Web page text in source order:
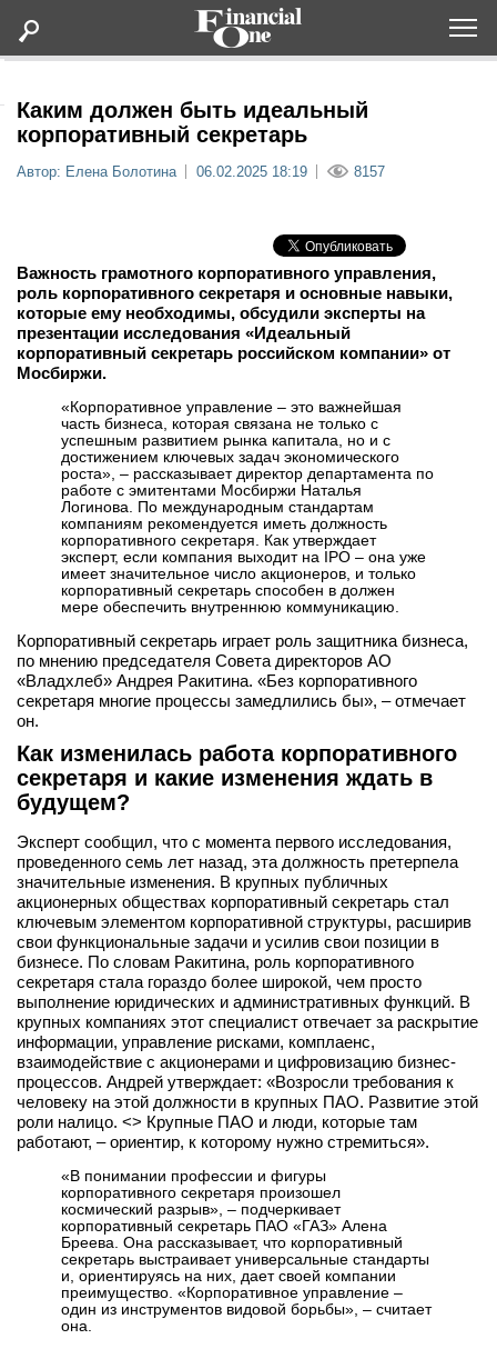
Статьи
Lifestyle
Мероприятия
Интервью
вконтакте
телеграм
Стать автором
Вход
Каким должен быть идеальный
корпоративный секретарь
Автор: Елена Болотина 06.02.2025 18:19 8157
Важность грамотного корпоративного управления,
роль корпоративного секретаря и основные навыки,
которые ему необходимы, обсудили эксперты на
презентации исследования «Идеальный
корпоративный секретарь российском компании» от
Мосбиржи.
«Корпоративное управление – это важнейшая
часть бизнеса, которая связана не только с
успешным развитием рынка капитала, но и с
достижением ключевых задач экономического
роста», – рассказывает директор департамента по
работе с эмитентами Мосбиржи Наталья
Логинова. По международным стандартам
компаниям рекомендуется иметь должность
корпоративного секретаря. Как утверждает
эксперт, если компания выходит на IPO – она уже
имеет значительное число акционеров, и только
корпоративный секретарь способен в должен
мере обеспечить внутреннюю коммуникацию.
Корпоративный секретарь играет роль защитника бизнеса,
по мнению председателя Совета директоров АО
«Владхлеб» Андрея Ракитина. «Без корпоративного
секретаря многие процессы замедлились бы», – отмечает
он.
Как изменилась работа корпоративного
секретаря и какие изменения ждать в
будущем?
Эксперт сообщил, что с момента первого исследования,
проведенного семь лет назад, эта должность претерпела
значительные изменения. В крупных публичных
акционерных обществах корпоративный секретарь стал
ключевым элементом корпоративной структуры, расширив
свои функциональные задачи и усилив свои позиции в
бизнесе. По словам Ракитина, роль корпоративного
секретаря стала гораздо более широкой, чем просто
выполнение юридических и административных функций. В
крупных компаниях этот специалист отвечает за раскрытие
информации, управление рисками, комплаенс,
взаимодействие с акционерами и цифровизацию бизнес-
процессов. Андрей утверждает: «Возросли требования к
человеку на этой должности в крупных ПАО. Развитие этой
роли налицо. <> Крупные ПАО и люди, которые там
работают, – ориентир, к которому нужно стремиться».
«В понимании профессии и фигуры
корпоративного секретаря произошел
космический разрыв», – подчеркивает
корпоративный секретарь ПАО «ГАЗ» Алена
Бреева. Она рассказывает, что корпоративный
секретарь выстраивает универсальные стандарты
и, ориентируясь на них, дает своей компании
преимущество. «Корпоративное управление –
один из инструментов видовой борьбы», – считает
она.